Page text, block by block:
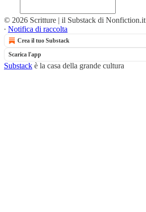
© 2026 Scritture | il Substack di Nonfiction.it
∙ Notifica di raccolta
Crea il tuo Substack
Scarica l'app
Substack è la casa della grande cultura